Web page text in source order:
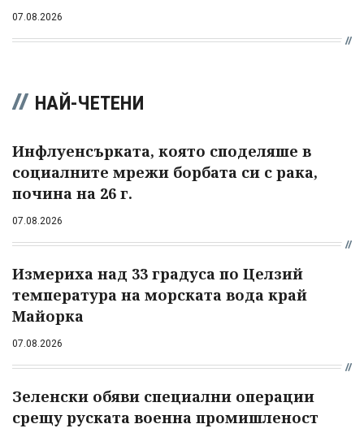
07.08.2026
НАЙ-ЧЕТЕНИ
Инфлуенсърката, която споделяше в
социалните мрежи борбата си с рака,
почина на 26 г.
07.08.2026
Измериха над 33 градуса по Целзий
температура на морската вода край
Майорка
07.08.2026
Зеленски обяви специални операции
срещу руската военна промишленост